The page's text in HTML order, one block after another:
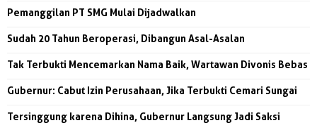
Pemanggilan PT SMG Mulai Dijadwalkan
Sudah 20 Tahun Beroperasi, Dibangun Asal-Asalan
Tak Terbukti Mencemarkan Nama Baik, Wartawan Divonis Bebas
Gubernur: Cabut Izin Perusahaan, Jika Terbukti Cemari Sungai
Tersinggung karena Dihina, Gubernur Langsung Jadi Saksi